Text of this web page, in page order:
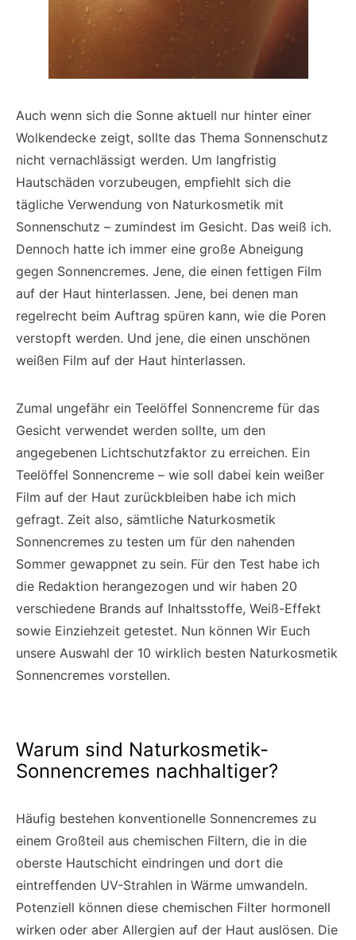
Auch wenn sich die Sonne aktuell nur hinter einer
Wolkendecke zeigt, sollte das Thema Sonnenschutz
nicht vernachlässigt werden. Um langfristig
Hautschäden vorzubeugen, empfiehlt sich die
tägliche Verwendung von Naturkosmetik mit
Sonnenschutz – zumindest im Gesicht. Das weiß ich.
Dennoch hatte ich immer eine große Abneigung
gegen Sonnencremes. Jene, die einen fettigen Film
auf der Haut hinterlassen. Jene, bei denen man
regelrecht beim Auftrag spüren kann, wie die Poren
verstopft werden. Und jene, die einen unschönen
weißen Film auf der Haut hinterlassen.
Zumal ungefähr ein Teelöffel Sonnencreme für das
Gesicht verwendet werden sollte, um den
angegebenen Lichtschutzfaktor zu erreichen. Ein
Teelöffel Sonnencreme – wie soll dabei kein weißer
Film auf der Haut zurückbleiben habe ich mich
gefragt. Zeit also, sämtliche Naturkosmetik
Sonnencremes zu testen um für den nahenden
Sommer gewappnet zu sein. Für den Test habe ich
die Redaktion herangezogen und wir haben 20
verschiedene Brands auf Inhaltsstoffe, Weiß-Effekt
sowie Einziehzeit getestet. Nun können Wir Euch
unsere Auswahl der 10 wirklich besten Naturkosmetik
Sonnencremes vorstellen.
Warum sind Naturkosmetik-
Sonnencremes nachhaltiger?
Häufig bestehen konventionelle Sonnencremes zu
einem Großteil aus chemischen Filtern, die in die
oberste Hautschicht eindringen und dort die
eintreffenden UV-Strahlen in Wärme umwandeln.
Potenziell können diese chemischen Filter hormonell
wirken oder aber Allergien auf der Haut auslösen. Die